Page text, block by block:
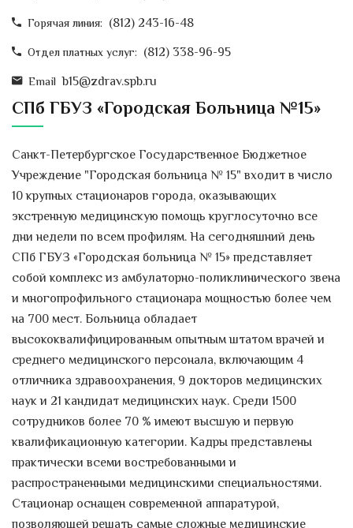
каждый третий четверг...
Всемирный день борьбы с
диабетом
диабетомбыл учрежден
Фестиваль здоровья и
скандинавской ходьбы «Ходи,
Петербург!»
ВНИМАНИЕ! 14 ноября 2018 года в
11.00 в ЦПКиО им. С.М. Кирова ...
29 октября — Всемирный день
борьбы с инсультом
В Городской больнице №15 работает
Школа инсульта(для пациентов с
сердечно-сосудистыми...
Новое оборудование
продолжает поступать: 10 новых
аппаратов «искусственная
почка»
На отделении диализа СПб ГБУЗ
«Городская больница № 15»
продолжается обновление
оборудования:...
Горячая линия: (812) 243-16-48
Отдел платных услуг: (812) 338-96-95
Email b15@zdrav.spb.ru
СПб ГБУЗ «Городская Больница №15»
Санкт-Петербургское Государственное Бюджетное
Учреждение "Городская больница № 15" входит в число
10 крупных стационаров города, оказывающих
экстренную медицинскую помощь круглосуточно все
дни недели по всем профилям. На сегодняшний день
СПб ГБУЗ «Городская больница № 15» представляет
собой комплекс из амбулаторно-поликлинического звена
и многопрофильного стационара мощностью более чем
на 700 мест. Больница обладает
высококвалифицированным опытным штатом врачей и
среднего медицинского персонала, включающим 4
отличника здравоохранения, 9 докторов медицинских
наук и 21 кандидат медицинских наук. Среди 1500
сотрудников более 70 % имеют высшую и первую
квалификационную категории. Кадры представлены
практически всеми востребованными и
распространенными медицинскими специальностями.
Стационар оснащен современной аппаратурой,